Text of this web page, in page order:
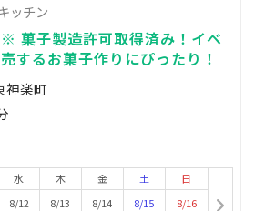
ッチン
菓子製造許可取得済み！イベ
するお菓子作りにぴったり！
神楽町
水
8/12
木
8/13
金
8/14
土
8/15
日
8/16